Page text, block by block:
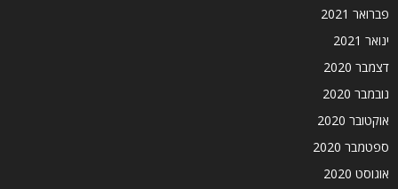
פברואר 2021
ינואר 2021
דצמבר 2020
נובמבר 2020
אוקטובר 2020
ספטמבר 2020
אוגוסט 2020